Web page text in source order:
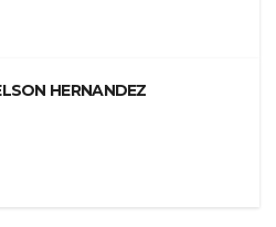
HERNANDEZ